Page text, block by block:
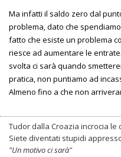
Ma infatti il saldo zero dal
problema, dato che
fatto che esiste un problema
riesce ad aumentare le
svolta ci sarà quando
pratica, non puntiamo ad
Almeno fino a che non
Tudor dalla Croazia incrocia le
Siete diventati stupidi
"Un motivo ci sarà"